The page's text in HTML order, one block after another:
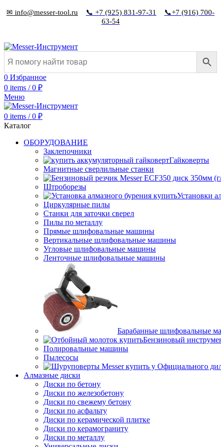
✉ info@messer-tool.ru 📞 +7 (925) 831-97-31
📞+7 (916) 700-
63-54
0 Избранное
0 items / 0 ₽
Меню
0 items / 0 ₽
Каталог
ОБОРУДОВАНИЕ
Заклепочники
Гайковерты
Магнитные сверлильные станки
Штроборезы
Установки
Циркулярные пилы
Станки для заточки сверел
Пилы по металлу
Прямые шлифовальные машины
Вертикальные шлифовальные машины
Угловые шлифовальные машины
Ленточные шлифовальные машины
Барабанные шлифовальные
Бензиновый
Полировальные машины
Пылесосы
Алмазные диски
Диски по бетону
Диски по железобетону
Диски по свежему бетону
Диски по асфальту
Диски по керамической плитке
Диски по керамограниту
Диски по металлу